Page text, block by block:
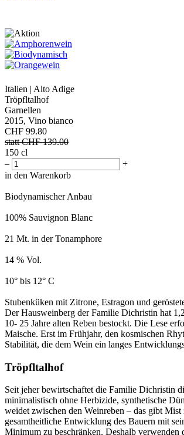
Italien | Alto Adige
Tröpfltalhof
Garnellen
2015, Vino bianco
CHF 99.80
statt CHF139.00
150 cl
–
+
in den Warenkorb
Biodynamischer Anbau
100% Sauvignon Blanc
21 Mt. in der Tonamphore
14 % Vol.
10° bis 12° C
Stubenküken mit Zitrone, Estragon und
Der Hausweinberg der Familie Dichristin hat
10- 25 Jahre alten Reben bestockt. Die Lese
Maische. Erst im Frühjahr, den kosmischen
Stabilität, die dem Wein ein langes
Tröpfltalhof
Seit jeher bewirtschaftet die Familie Dichristin
minimalistisch ohne Herbizide, synthetische
weidet zwischen den Weinreben – das gibt
gesamtheitliche Entwicklung des Bauern mit
Minimum zu beschränken. Deshalb